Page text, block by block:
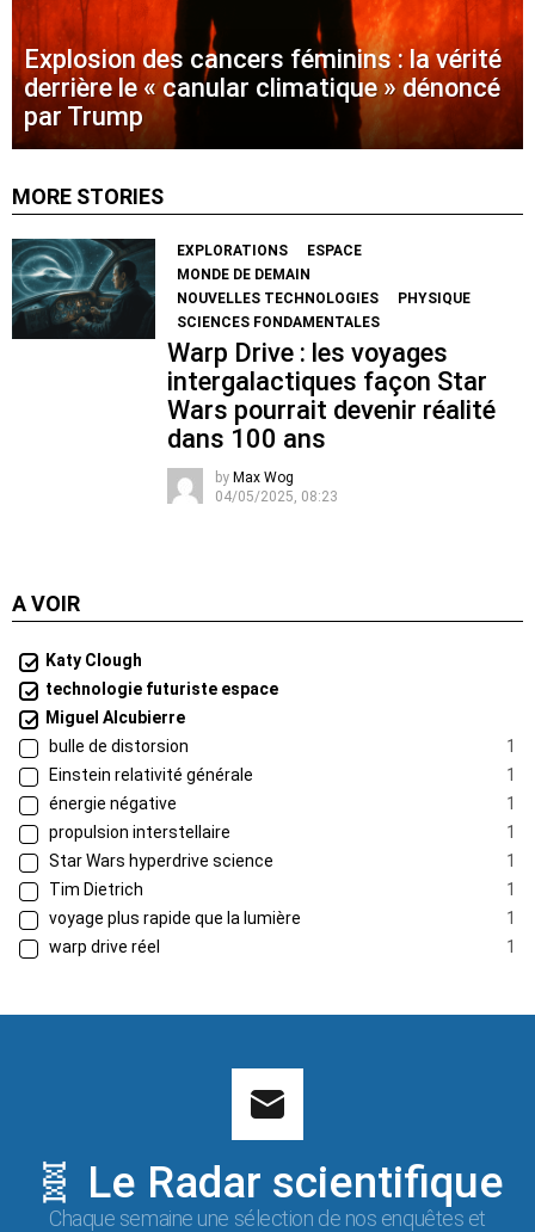
Explosion des cancers féminins : la vérité
derrière le « canular climatique » dénoncé
par Trump
MORE STORIES
EXPLORATIONS
ESPACE
MONDE DE DEMAIN
NOUVELLES TECHNOLOGIES
PHYSIQUE
SCIENCES FONDAMENTALES
Warp Drive : les voyages
intergalactiques façon Star
Wars pourrait devenir réalité
dans 100 ans
by Max Wog
04/05/2025, 08:23
A VOIR
Katy Clough
technologie futuriste espace
Miguel Alcubierre
bulle de distorsion
1
Einstein relativité générale
1
énergie négative
1
propulsion interstellaire
1
Star Wars hyperdrive science
1
Tim Dietrich
1
voyage plus rapide que la lumière
1
warp drive réel
1
🧬 Le Radar scientifique
Chaque semaine une sélection de nos enquêtes et